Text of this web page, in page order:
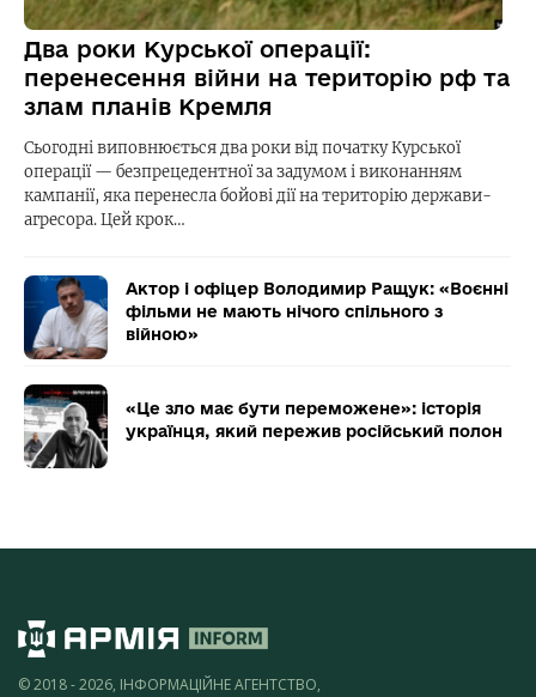
Два роки Курської операції:
перенесення війни на територію рф та
злам планів Кремля
Сьогодні виповнюється два роки від початку Курської
операції — безпрецедентної за задумом і виконанням
кампанії, яка перенесла бойові дії на територію держави-
агресора. Цей крок…
Актор і офіцер Володимир Ращук: «Воєнні
фільми не мають нічого спільного з
війною»
«Це зло має бути переможене»: історія
українця, який пережив російський полон
© 2018 - 2026, ІНФОРМАЦІЙНЕ АГЕНТСТВО,